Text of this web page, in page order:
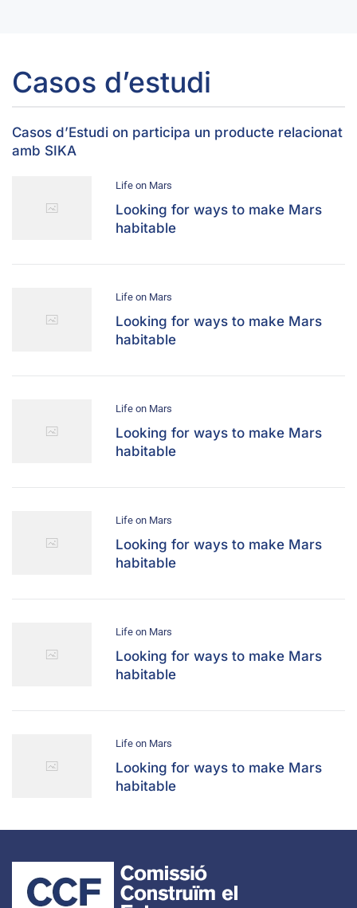
Casos d’estudi
Casos d’Estudi on participa un producte relacionat
amb SIKA
Life on Mars
Looking for ways to make Mars
habitable
Life on Mars
Looking for ways to make Mars
habitable
Life on Mars
Looking for ways to make Mars
habitable
Life on Mars
Looking for ways to make Mars
habitable
Life on Mars
Looking for ways to make Mars
habitable
Life on Mars
Looking for ways to make Mars
habitable